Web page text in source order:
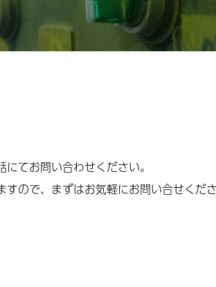
にてお問い合わせください。
ので、まずはお気軽にお問い合せくださ